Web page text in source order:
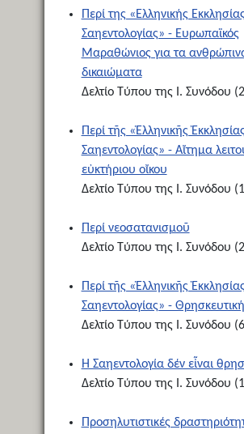
Περί της «Ελληνικής
Σαηεντολογίας» - Ευρωπαϊκός
Μαραθώνιος για τα
δικαιώματα
Δελτίο Τύπου της Ι. Συνόδου
Περί τῆς «Ἑλληνικῆς
Σαηεντολογίας» - Αἴτημα
εὐκτήριου οἴκου
Δελτίο Τύπου της Ι. Συνόδου
Περί νεοσατανισμοῦ
Δελτίο Τύπου της Ι. Συνόδου
Περί τῆς «Ἑλληνικῆς
Σαηεντολογίας» -
Δελτίο Τύπου της Ι. Συνόδου
Ἡ Σαηεντολογία δέν εἶναι
Δελτίο Τύπου της Ι. Συνόδου
Προσηλυτιστικές